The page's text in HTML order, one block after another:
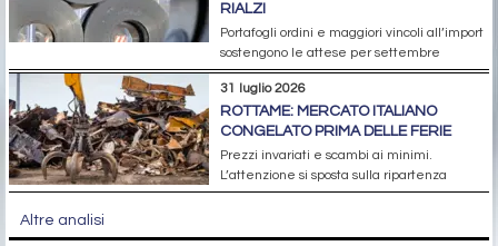
RIALZI
Portafogli ordini e maggiori vincoli all’import
sostengono le attese per settembre
31 luglio 2026
ROTTAME: MERCATO ITALIANO
CONGELATO PRIMA DELLE FERIE
Prezzi invariati e scambi ai minimi.
L’attenzione si sposta sulla ripartenza
Altre analisi